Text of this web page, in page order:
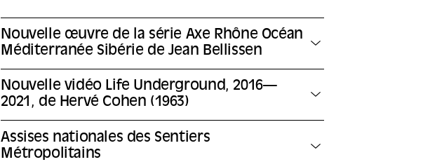
Nouvelle œuvre de la série Axe Rhône Océan
Méditerranée Sibérie de Jean Bellissen
Nouvelle vidéo Life Underground, 2016—
2021, de Hervé Cohen (1963)
Assises nationales des Sentiers
Métropolitains